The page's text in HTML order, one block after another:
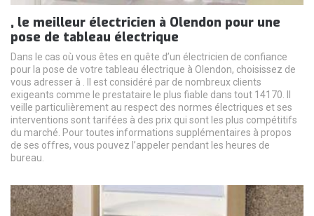
, le meilleur électricien à Olendon pour une
pose de tableau électrique
Dans le cas où vous êtes en quête d’un électricien de confiance
pour la pose de votre tableau électrique à Olendon, choisissez de
vous adresser à . Il est considéré par de nombreux clients
exigeants comme le prestataire le plus fiable dans tout 14170. Il
veille particulièrement au respect des normes électriques et ses
interventions sont tarifées à des prix qui sont les plus compétitifs
du marché. Pour toutes informations supplémentaires à propos
de ses offres, vous pouvez l’appeler pendant les heures de
bureau.